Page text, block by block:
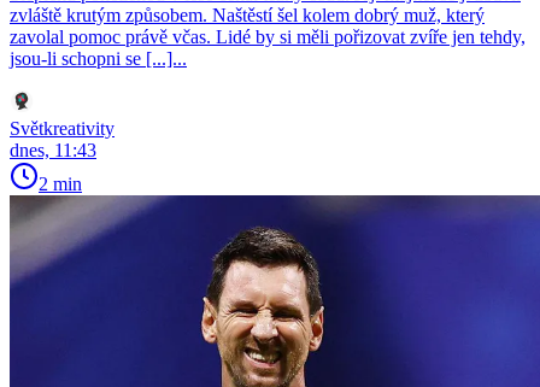
zvláště krutým způsobem. Naštěstí šel kolem dobrý muž, který
zavolal pomoc právě včas. Lidé by si měli pořizovat zvíře jen tehdy,
jsou-li schopni se [...]...
Světkreativity
dnes, 11:43
2 min